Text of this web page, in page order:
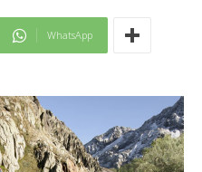
WhatsApp